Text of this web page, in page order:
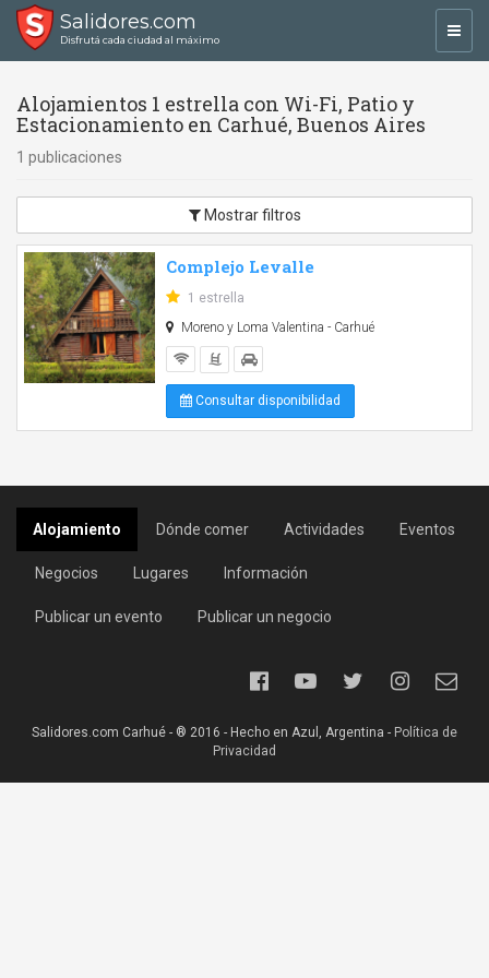
Salidores.com
Disfrutá cada ciudad al máximo
Alojamientos 1 estrella con Wi-Fi, Patio y
Estacionamiento en Carhué, Buenos Aires
1 publicaciones
Mostrar filtros
Complejo Levalle
1 estrella
Moreno y Loma Valentina - Carhué
Consultar disponibilidad
Alojamiento Dónde comer Actividades Eventos
Negocios Lugares Información
Publicar un evento Publicar un negocio
Salidores.com Carhué - ® 2016 - Hecho en Azul, Argentina - Política de
Privacidad